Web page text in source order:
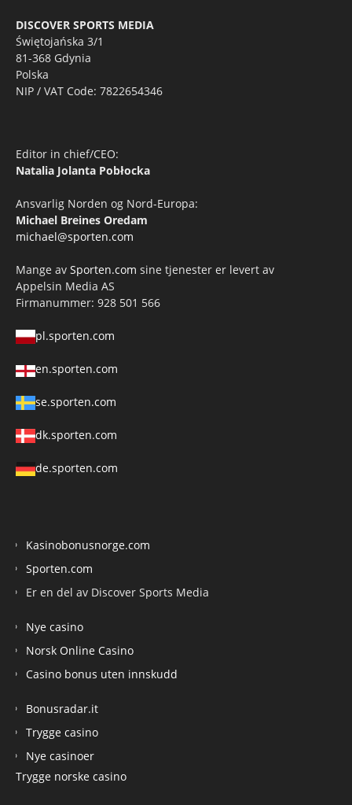
DISCOVER SPORTS MEDIA
Świętojańska 3/1
81-368 Gdynia
Polska
NIP / VAT Code: 7822654346
Editor in chief/CEO:
Natalia Jolanta Pobłocka
Ansvarlig Norden og Nord-Europa:
Michael Breines Oredam
michael@sporten.com
Mange av Sporten.com sine tjenester er levert av
Appelsin Media AS
Firmanummer: 928 501 566
pl.sporten.com
en.sporten.com
se.sporten.com
dk.sporten.com
de.sporten.com
Kasinobonusnorge.com
Sporten.com
Er en del av Discover Sports Media
Nye casino
Norsk Online Casino
Casino bonus uten innskudd
Bonusradar.it
Trygge casino
Nye casinoer
Trygge norske casino